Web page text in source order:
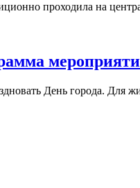
проходила на
День города. Для